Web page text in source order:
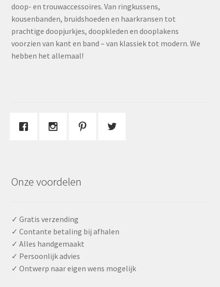
doop- en trouwaccessoires. Van ringkussens,
kousenbanden, bruidshoeden en haarkransen tot
prachtige doopjurkjes, doopkleden en dooplakens
voorzien van kant en band – van klassiek tot modern. We
hebben het allemaal!
Onze voordelen
✓ Gratis verzending
✓ Contante betaling bij afhalen
✓ Alles handgemaakt
✓ Persoonlijk advies
✓ Ontwerp naar eigen wens mogelijk